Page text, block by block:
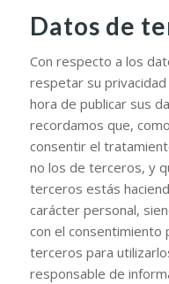
Datos de
Con respecto a los
respetar su
hora de publicar sus
recordamos que,
consentir el
no los de terceros, y
terceros estás
carácter personal,
con el
terceros para
responsable de